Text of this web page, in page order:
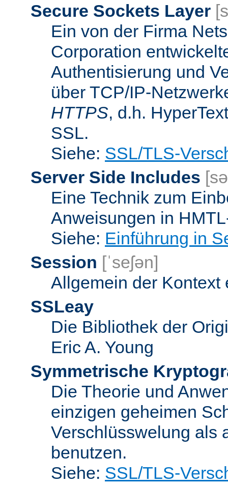
Secure Sockets Layer
Ein von der Firma
Corporation
Authentisierung und
über TCP/IP-
HTTPS, d.h.
SSL.
Siehe: SSL/TLS-
Server Side Includes
Eine Technik zum
Anweisungen in
Siehe: Einführung in
Session [ˈseʃən]
Allgemein der Kontext
SSLeay
Die Bibliothek der
Eric A. Young
Symmetrische
Die Theorie und
einzigen geheimen
Verschlüsswelung als
benutzen.
Siehe: SSL/TLS-